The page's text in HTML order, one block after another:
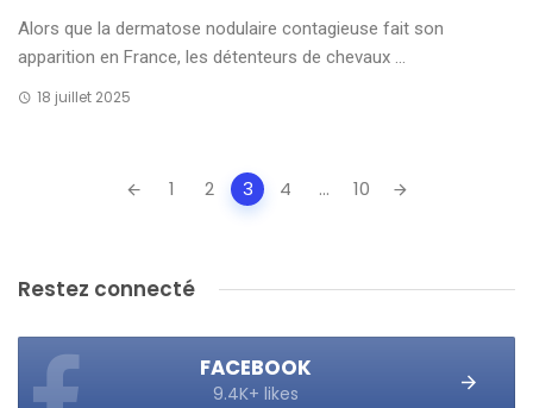
Alors que la dermatose nodulaire contagieuse fait son
apparition en France, les détenteurs de chevaux ...
18 juillet 2025
1 2 3 4 ... 10
Restez connecté
FACEBOOK
9.4K+ likes